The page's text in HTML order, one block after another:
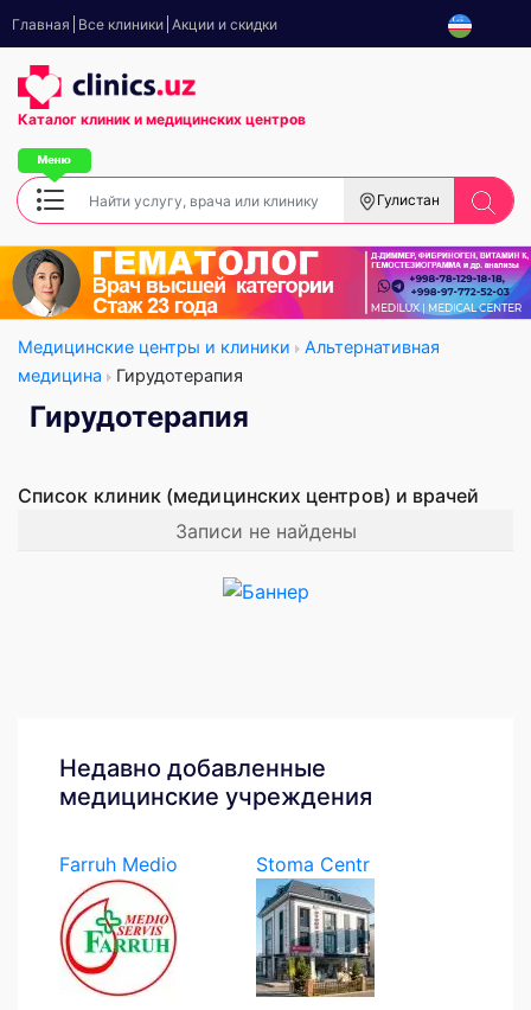
Главная Все клиники Акции и скидки
Каталог клиник и медицинских центров
Гулистан
Медицинские центры и клиники
Альтернативная
медицина
Гирудотерапия
Гирудотерапия
Список клиник (медицинских центров) и врачей
Записи не найдены
Недавно добавленные
медицинские учреждения
Farruh Medio
Servis
Stoma Centr